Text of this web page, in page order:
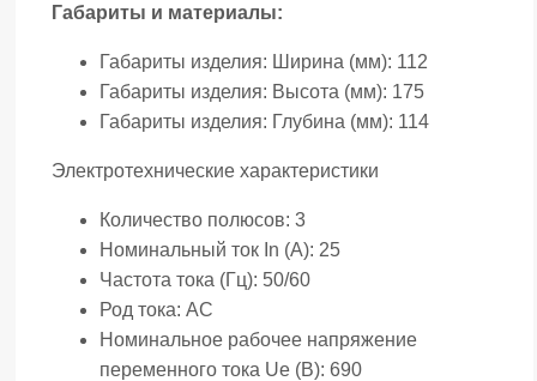
Габариты и материалы:
Габариты изделия: Ширина (мм): 112
Габариты изделия: Высота (мм): 175
Габариты изделия: Глубина (мм): 114
Электротехнические характеристики
Количество полюсов: 3
Номинальный ток In (А): 25
Частота тока (Гц): 50/60
Род тока: AC
Номинальное рабочее напряжение
переменного тока Ue (В): 690